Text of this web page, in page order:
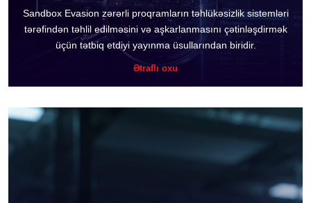
Sandbox Evasion zərərli proqramların təhlükəsizlik sistemləri
tərəfindən təhlil edilməsini və aşkarlanmasını çətinləşdirmək
üçün tətbiq etdiyi yayınma üsullarından biridir.
Ətraflı oxu